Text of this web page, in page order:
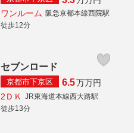
ワンルーム 阪急京都本線西院駅
徒歩12分
セブンロード
京都市下京区 6.5万万円
2ＤＫ
JR東海道本線西大路駅
徒歩13分